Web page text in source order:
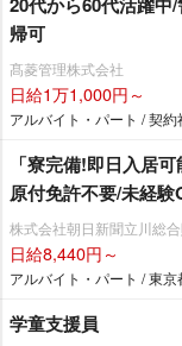
帰可
髙菱管理株式会社
日給1万1,000円～
アルバイト・パート / 契
「寮完備!即日入居
原付免許不要/未経
株式会社朝日新聞立川総
日給8,440円～
アルバイト・パート / 東京
学童支援員